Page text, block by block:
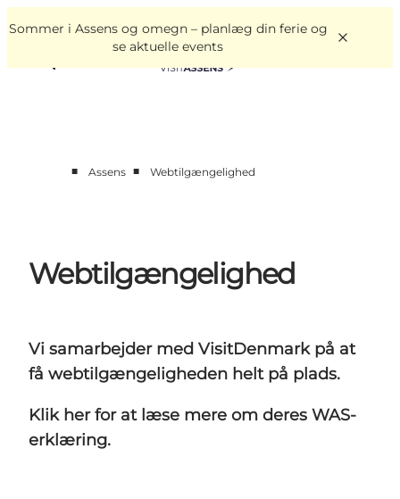
Sommer i Assens og omegn – planlæg din ferie og
se aktuelle events
Det sker
Åbningstider
VisitAssens
Deutsch
■ Assens ■ Webtilgængelighed
Webtilgængelighed
Vi samarbejder med VisitDenmark på at
få webtilgængeligheden helt på plads.
Klik her for at læse mere om deres WAS-
erklæring.